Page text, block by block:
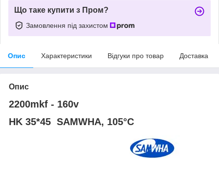
Що таке купити з Пром?
Замовлення під захистом
Опис Характеристики Відгуки про товар Доставка
Опис
2200mkf - 160v
HK 35*45 SAMWHA, 105°C